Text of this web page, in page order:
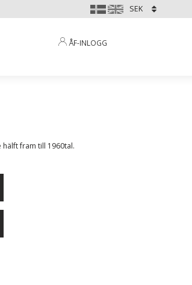
ÅF-INLOGG
fram till 1960tal.